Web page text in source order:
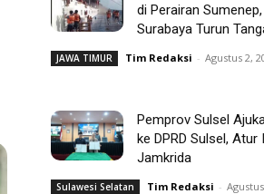
di Perairan
Surabaya Turun
JAWA TIMUR Tim Redaksi - Agustus 2,
Pemprov Sulsel
ke DPRD Sulsel, Atur
Jamkrida
Sulawesi Selatan Tim Redaksi -